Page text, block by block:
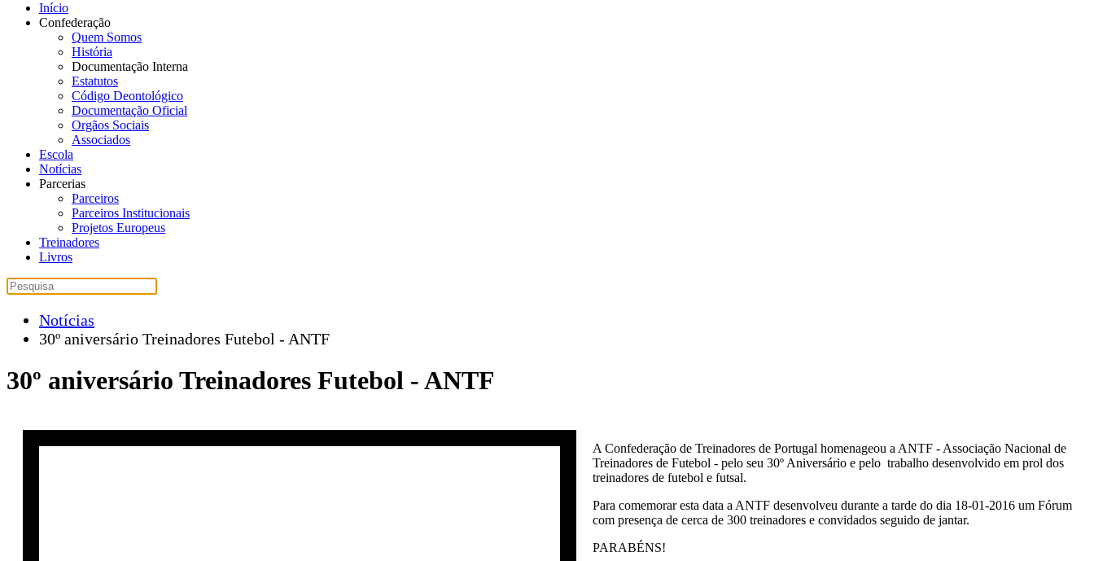
Início
Confederação
Quem Somos
História
Documentação Interna
Estatutos
Código Deontológico
Documentação Oficial
Orgãos Sociais
Associados
Escola
Notícias
Parcerias
Parceiros
Parceiros Institucionais
Projetos Europeus
Treinadores
Livros
Notícias
30º aniversário Treinadores Futebol - ANTF
30º aniversário Treinadores Futebol - ANTF
A Confederação de Treinadores de Portugal homenageou a ANTF - Associação Nacional de
Treinadores de Futebol - pelo seu 30º Aniversário e pelo trabalho desenvolvido em prol dos
treinadores de futebol e futsal.
Para comemorar esta data a ANTF desenvolveu durante a tarde do dia 18-01-2016 um Fórum
com presença de cerca de 300 treinadores e convidados seguido de jantar.
PARABÉNS!